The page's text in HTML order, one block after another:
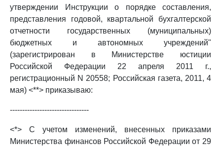
утверждении Инструкции о порядке составления,
представления годовой, квартальной бухгалтерской
отчетности государственных (муниципальных)
бюджетных и автономных учреждений"
(зарегистрирован в Министерстве юстиции
Российской Федерации 22 апреля 2011 г.,
регистрационный N 20558; Российская газета, 2011, 4
мая) <**> приказываю:
--------------------------------
<*> С учетом изменений, внесенных приказами
Министерства финансов Российской Федерации от 29